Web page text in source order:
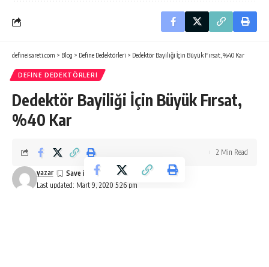
defineisareti.com > Blog > Define Dedektörleri > Dedektör Bayiliği İçin Büyük Fırsat, %40 Kar
DEFINE DEDEKTÖRLERI
Dedektör Bayiliği İçin Büyük Fırsat,
%40 Kar
Last updated: Mart 9, 2020 5:26 pm
yazar
2 Min Read